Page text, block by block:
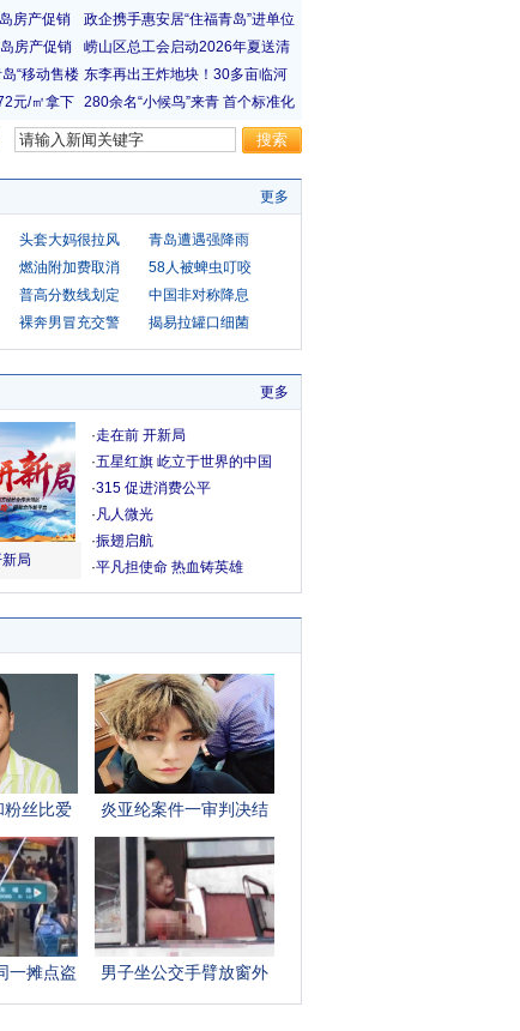
更多
头套大妈很拉风
青岛遭遇强降雨
燃油附加费取消
58人被蜱虫叮咬
普高分数线划定
中国非对称降息
裸奔男冒充交警 揭易拉罐口细菌